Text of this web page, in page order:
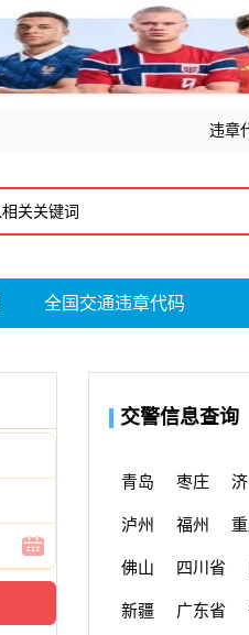
违章
全国交通违章代码
交警信息查询
青岛 枣庄
泸州 福州
佛山 四川省
新疆 广东省